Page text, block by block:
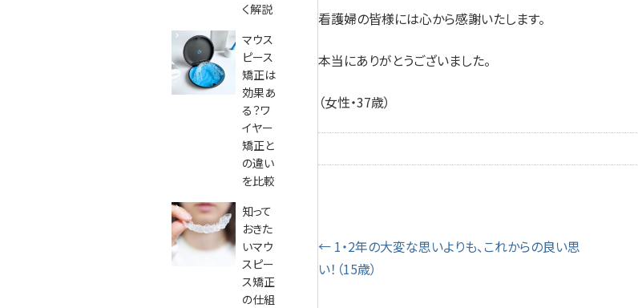
看護婦の皆様には心から感謝いたします。
本当にありがとうございました。
（女性・37歳）
投
稿
← 1・2年の大変な思いよりも、これからの良い思
い！（15歳）
く解説
マウス
ピース
矯正は
効果あ
る？ワ
イヤー
矯正と
の違い
を比較
知って
おきた
いマウ
スピー
ス矯正
の仕組